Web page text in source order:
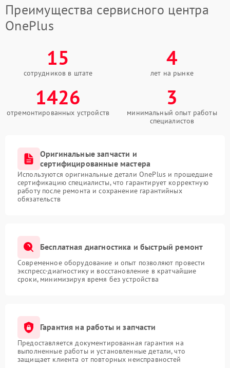
Преимущества сервисного центра
OnePlus
15
сотрудников в штате
4
лет на рынке
1426
отремонтированных устройств
3
минимальный опыт работы
специалистов
Оригинальные запчасти и
сертифицированные мастера
Используются оригинальные детали OnePlus и прошедшие
сертификацию специалисты, что гарантирует корректную
работу после ремонта и сохранение гарантийных
обязательств
Бесплатная диагностика и быстрый ремонт
Современное оборудование и опыт позволяют провести
экспресс-диагностику и восстановление в кратчайшие
сроки, минимизируя время без устройства
Гарантия на работы и запчасти
Предоставляется документированная гарантия на
выполненные работы и установленные детали, что
защищает клиента от повторных неисправностей